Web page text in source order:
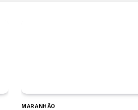
MARANHÃO